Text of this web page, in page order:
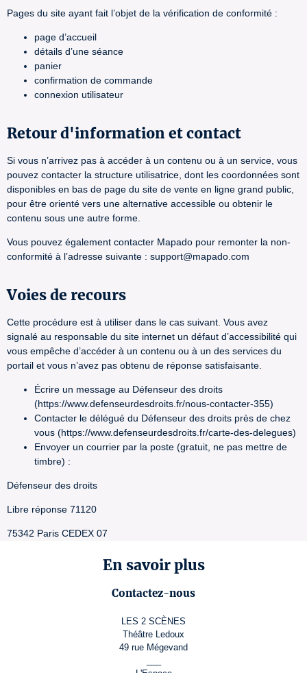
Pages du site ayant fait l’objet de la vérification de conformité :
page d’accueil
détails d’une séance
panier
confirmation de commande
connexion utilisateur
Retour d'information et contact
Si vous n’arrivez pas à accéder à un contenu ou à un service, vous
pouvez contacter la structure utilisatrice, dont les coordonnées sont
disponibles en bas de page du site de vente en ligne grand public,
pour être orienté vers une alternative accessible ou obtenir le
contenu sous une autre forme.
Vous pouvez également contacter Mapado pour remonter la non-
conformité à l’adresse suivante : support@mapado.com
Voies de recours
Cette procédure est à utiliser dans le cas suivant. Vous avez
signalé au responsable du site internet un défaut d’accessibilité qui
vous empêche d’accéder à un contenu ou à un des services du
portail et vous n’avez pas obtenu de réponse satisfaisante.
Écrire un message au Défenseur des droits
(https://www.defenseurdesdroits.fr/nous-contacter-355)
Contacter le délégué du Défenseur des droits près de chez
vous (https://www.defenseurdesdroits.fr/carte-des-delegues)
Envoyer un courrier par la poste (gratuit, ne pas mettre de
timbre) :
Défenseur des droits
Libre réponse 71120
75342 Paris CEDEX 07
En savoir plus
Contactez-nous
LES 2 SCÈNES
Théâtre Ledoux
49 rue Mégevand